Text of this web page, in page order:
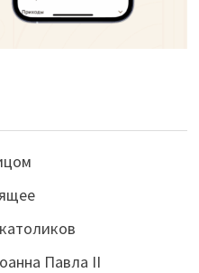
Павла II